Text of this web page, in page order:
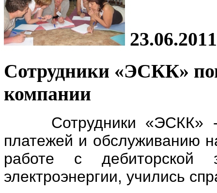
23.06.2011
Сотрудники «ЭСКК»
компании
Сотрудники «ЭСКК» -
платежей и обслуживанию
работе с дебиторской
электроэнергии, учились